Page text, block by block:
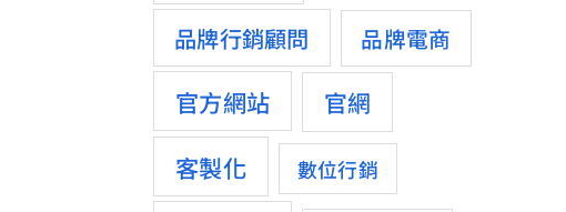
品牌行銷顧問 品牌電商
官方網站 官網
客製化 數位行銷